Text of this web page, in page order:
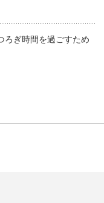
ろぎ時間を過ごすため